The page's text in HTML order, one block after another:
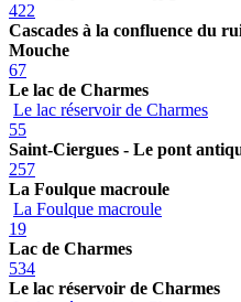
422
Cascades à la confluence du
Mouche
67
Le lac de Charmes
Le lac réservoir de Charmes
55
Saint-Ciergues - Le pont
257
La Foulque macroule
La Foulque macroule
19
Lac de Charmes
534
Le lac réservoir de Charmes